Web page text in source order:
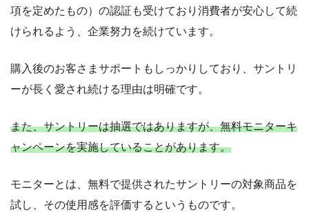
項を定めたもの）の認証も受けており消費者が安心して続
けられるよう、企業努力を続けています。
購入後のお客さまサポートもしっかりしており、サントリ
ーが長く愛され続ける理由は明確です。
また、サントリーは抽選ではありますが、無料モニターキ
ャンペーンを実施していることがあります。
モニターとは、無料で提供されたサントリーの対象商品を
試し、その使用感を評価するというものです。